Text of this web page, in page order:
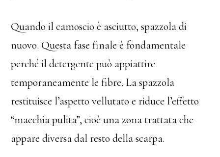
Quando il camoscio è asciutto, spazzola di
nuovo. Questa fase finale è fondamentale
perché il detergente può appiattire
temporaneamente le fibre. La spazzola
restituisce l’aspetto vellutato e riduce l’effetto
“macchia pulita”, cioè una zona trattata che
appare diversa dal resto della scarpa.